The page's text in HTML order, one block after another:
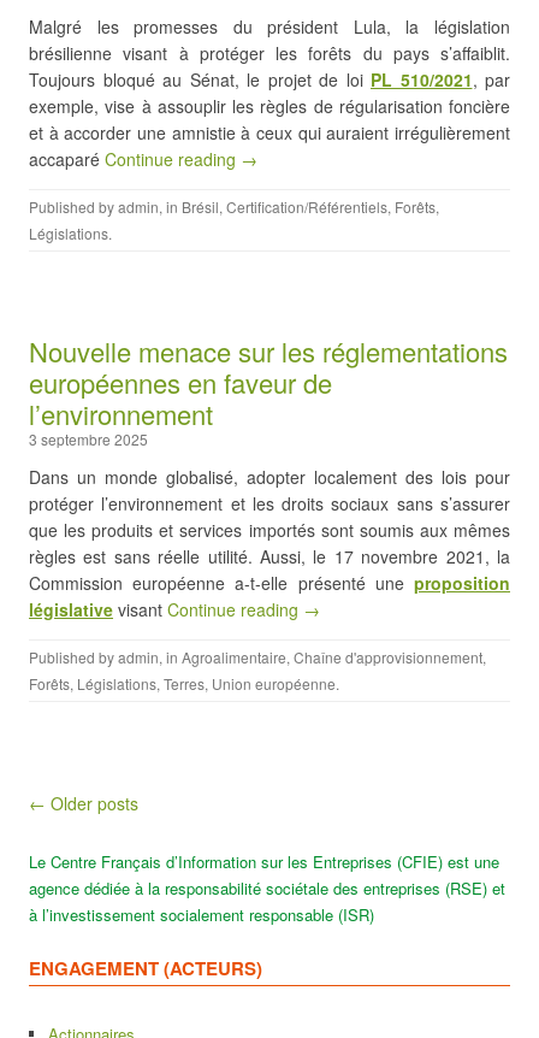
Malgré les promesses du président Lula, la législation
brésilienne visant à protéger les forêts du pays s’affaiblit.
Toujours bloqué au Sénat, le projet de loi PL 510/2021, par
exemple, vise à assouplir les règles de régularisation foncière
et à accorder une amnistie à ceux qui auraient irrégulièrement
accaparé Continue reading →
Published byadmin, in Brésil, Certification/Référentiels, Forêts,
Législations.
Nouvelle menace sur les réglementations
européennes en faveur de
l’environnement
3 septembre 2025
Dans un monde globalisé, adopter localement des lois pour
protéger l’environnement et les droits sociaux sans s’assurer
que les produits et services importés sont soumis aux mêmes
règles est sans réelle utilité. Aussi, le 17 novembre 2021, la
Commission européenne a-t-elle présenté une proposition
législative visant Continue reading →
Published byadmin, in Agroalimentaire, Chaîne d'approvisionnement,
Forêts, Législations, Terres, Union européenne.
Post navigation
← Older posts
Le Centre Français d’Information sur les Entreprises (CFIE) est une
agence dédiée à la responsabilité sociétale des entreprises (RSE) et
à l’investissement socialement responsable (ISR)
ENGAGEMENT (ACTEURS)